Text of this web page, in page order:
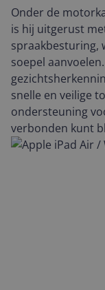
Onder de
is hij uitgerust
spraakbesturing,
soepel
snelle en veilige
ondersteuning
verbonden kunt